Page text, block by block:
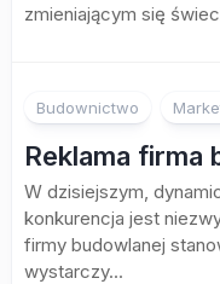
zmieniającym się
Budownictwo
Reklama firma
W dzisiejszym,
konkurencja jest
firmy budowlanej
wystarczy...